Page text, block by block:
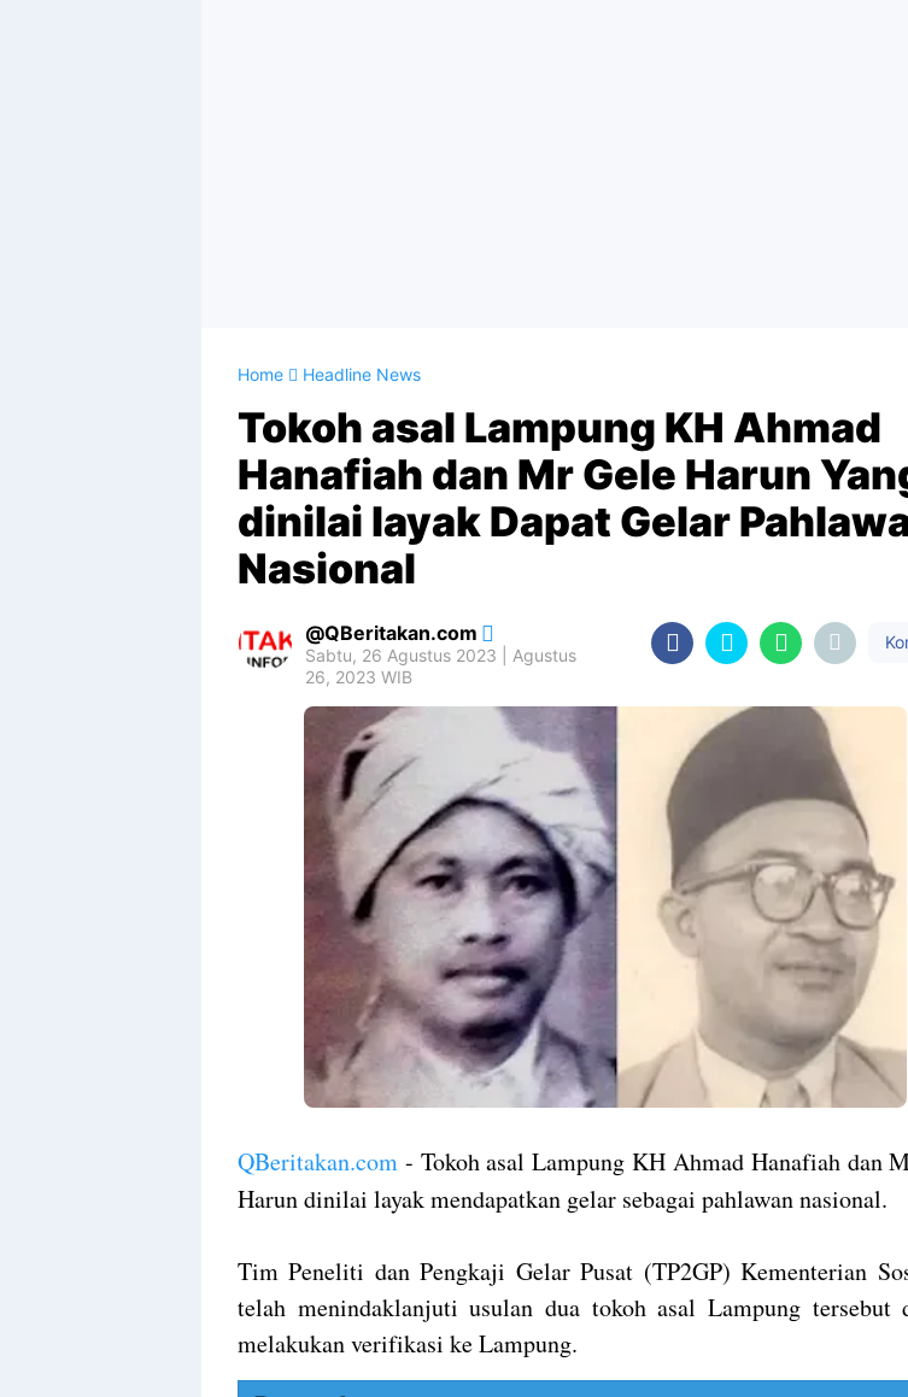
Home Headline News
Tokoh asal Lampung KH Ahmad
Hanafiah dan Mr Gele Harun
dinilai layak Dapat Gelar
Nasional
QBeritakan.com
Sabtu, 26 Agustus 2023 | Agustus
26, 2023 WIB
QBeritakan.com - Tokoh asal Lampung KH Ahmad Hanafiah dan
Harun dinilai layak mendapatkan gelar sebagai pahlawan nasional.
Tim Peneliti dan Pengkaji Gelar Pusat (TP2GP) Kementerian
telah menindaklanjuti usulan dua tokoh asal Lampung tersebut
melakukan verifikasi ke Lampung.